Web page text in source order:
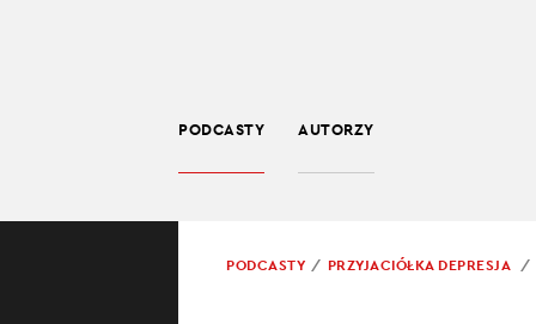
PODCASTY AUTORZY
PODCASTY
PRZYJACIÓŁKA DEPRESJA